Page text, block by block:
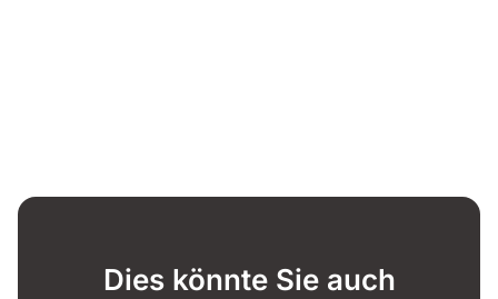
Dies könnte Sie auch